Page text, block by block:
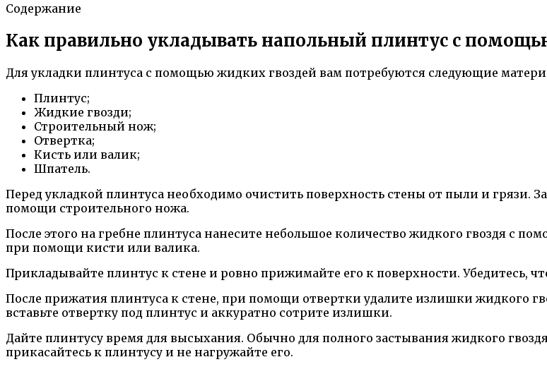
Содержание
Как правильно укладывать напольный плинтус с
Для укладки плинтуса с помощью жидких гвоздей вам потребуются следующие
Плинтус;
Жидкие гвозди;
Строительный нож;
Отвертка;
Кисть или валик;
Шпатель.
Перед укладкой плинтуса необходимо очистить поверхность стены от пыли и грязи.
помощи строительного ножа.
После этого на гребне плинтуса нанесите небольшое количество жидкого гвоздя с
при помощи кисти или валика.
Прикладывайте плинтус к стене и ровно прижимайте его к поверхности. Убедитесь,
После прижатия плинтуса к стене, при помощи отвертки удалите излишки жидкого
вставьте отвертку под плинтус и аккуратно сотрите излишки.
Дайте плинтусу время для высыхания. Обычно для полного застывания жидкого
прикасайтесь к плинтусу и не нагружайте его.